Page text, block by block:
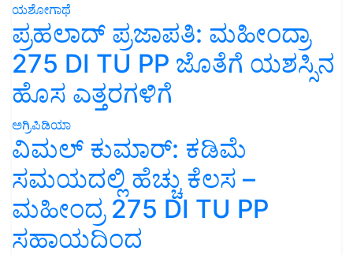
ಯಶೋಗಾಥೆ
ಪ್ರಹಲಾದ್ ಪ್ರಜಾಪತಿ: ಮಹೀಂದ್ರಾ
275 DI TU PP ಜೊತೆಗೆ ಯಶಸ್ಸಿನ
ಹೊಸ ಎತ್ತರಗಳಿಗೆ
ಅಗ್ರಿಪಿಡಿಯಾ
ವಿಮಲ್ ಕುಮಾರ್: ಕಡಿಮೆ
ಸಮಯದಲ್ಲಿ ಹೆಚ್ಚು ಕೆಲಸ –
ಮಹೀಂದ್ರ 275 DI TU PP
ಸಹಾಯದಿಂದ